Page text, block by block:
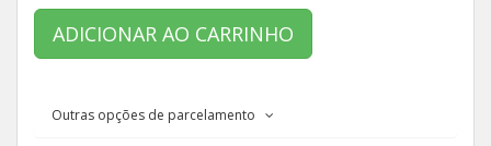
ADICIONAR AO CARRINHO
Outras opções de parcelamento